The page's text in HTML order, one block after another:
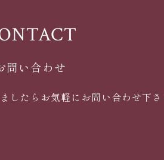
問い合わせ
したらお気軽にお問い合わせ下